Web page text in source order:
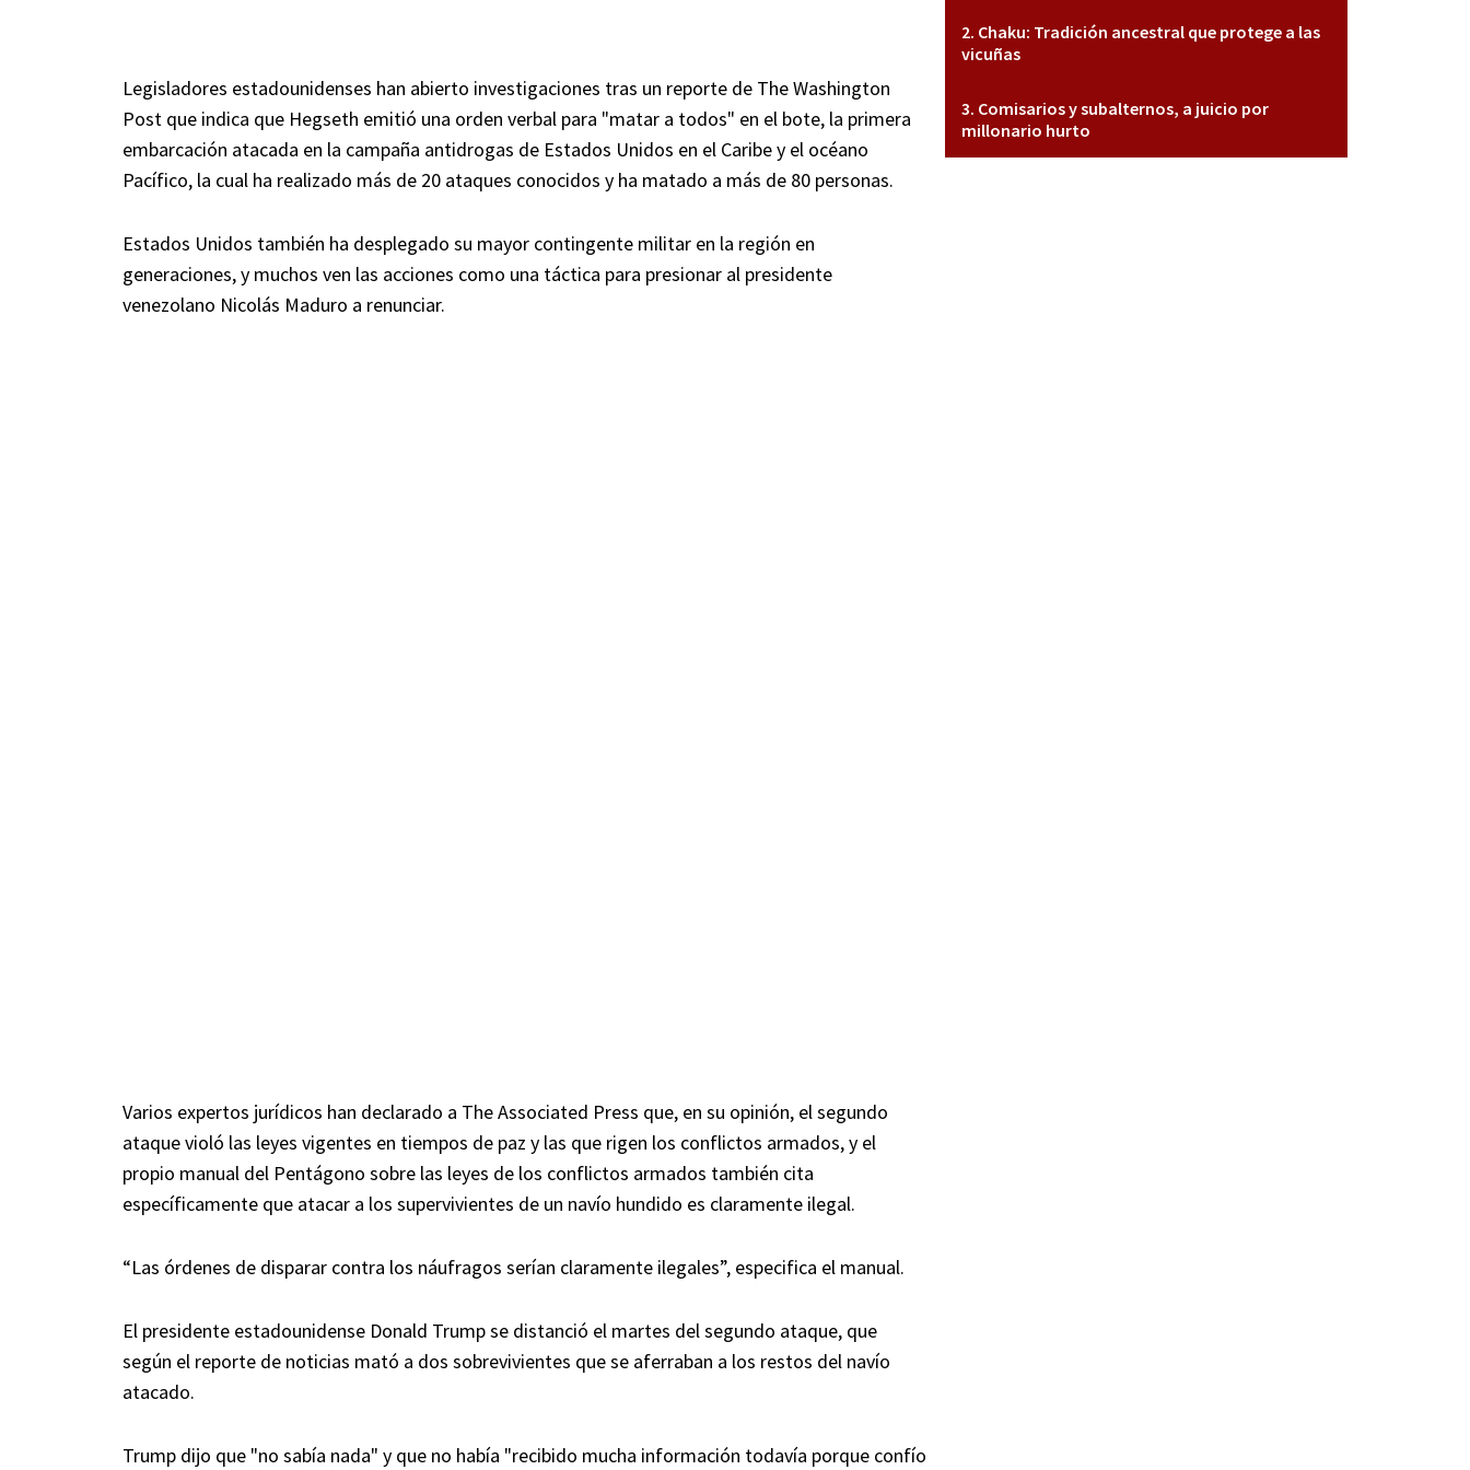
Legisladores estadounidenses han abierto investigaciones tras un reporte de The Washington
Post que indica que Hegseth emitió una orden verbal para "matar a todos" en el bote, la primera
embarcación atacada en la campaña antidrogas de Estados Unidos en el Caribe y el océano
Pacífico, la cual ha realizado más de 20 ataques conocidos y ha matado a más de 80 personas.
Estados Unidos también ha desplegado su mayor contingente militar en la región en
generaciones, y muchos ven las acciones como una táctica para presionar al presidente
venezolano Nicolás Maduro a renunciar.
Varios expertos jurídicos han declarado a The Associated Press que, en su opinión, el segundo
ataque violó las leyes vigentes en tiempos de paz y las que rigen los conflictos armados, y el
propio manual del Pentágono sobre las leyes de los conflictos armados también cita
específicamente que atacar a los supervivientes de un navío hundido es claramente ilegal.
“Las órdenes de disparar contra los náufragos serían claramente ilegales”, especifica el manual.
El presidente estadounidense Donald Trump se distanció el martes del segundo ataque, que
según el reporte de noticias mató a dos sobrevivientes que se aferraban a los restos del navío
atacado.
Trump dijo que "no sabía nada" y que no había "recibido mucha información todavía porque confío
Chaku: Tradición ancestral que protege a las
vicuñas
Comisarios y subalternos, a juicio por
millonario hurto